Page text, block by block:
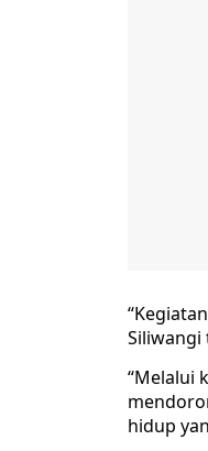
Siliwangi
“Melalui
hidup